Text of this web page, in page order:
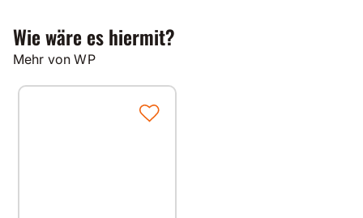
Wie wäre es hiermit?
Mehr von WP